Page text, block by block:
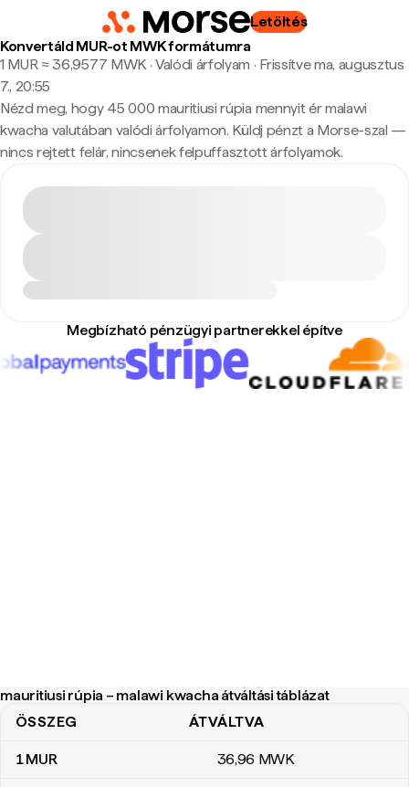
Letöltés
Konvertáld MUR-ot MWK formátumra
1 MUR ≈ 36,9577 MWK · Valódi árfolyam · Frissítve ma, augusztus
7., 20:55
Nézd meg, hogy 45 000 mauritiusi rúpia mennyit ér malawi
kwacha valutában valódi árfolyamon. Küldj pénzt a Morse-szal —
nincs rejtett felár, nincsenek felpuffasztott árfolyamok.
Megbízható pénzügyi partnerekkel építve
mauritiusi rúpia – malawi kwacha átváltási táblázat
mauritiusi rúpia – malawi kwacha átváltási táblázat
ÖSSZEG ÁTVÁLTVA
1MUR 36,96 MWK